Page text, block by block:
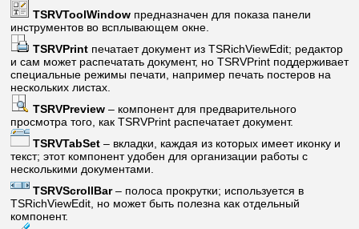
TSRVToolWindow предназначен для показа панели
инструментов во всплывающем окне.
TSRVPrint печатает документ из TSRichViewEdit; редактор
и сам может распечатать документ, но TSRVPrint поддерживает
специальные режимы печати, например печать постеров на
нескольких листах.
TSRVPreview – компонент для предварительного
просмотра того, как TSRVPrint распечатает документ.
TSRVTabSet – вкладки, каждая из которых имеет иконку и
текст; этот компонент удобен для организации работы с
несколькими документами.
TSRVScrollBar– полоса прокрутки; используется в
TSRichViewEdit, но может быть полезна как отдельный
компонент.